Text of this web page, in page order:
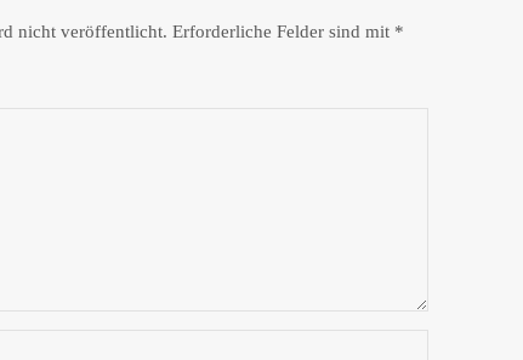
nicht veröffentlicht. Erforderliche Felder sind mit *